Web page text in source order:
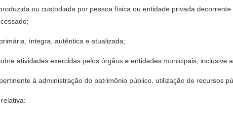
ou custodiada por pessoa física ou entidade privada
íntegra, autêntica e atualizada;
atividades exercidas pelos órgãos e entidades municipais, inclusive
à administração do patrimônio público, utilização de recursos